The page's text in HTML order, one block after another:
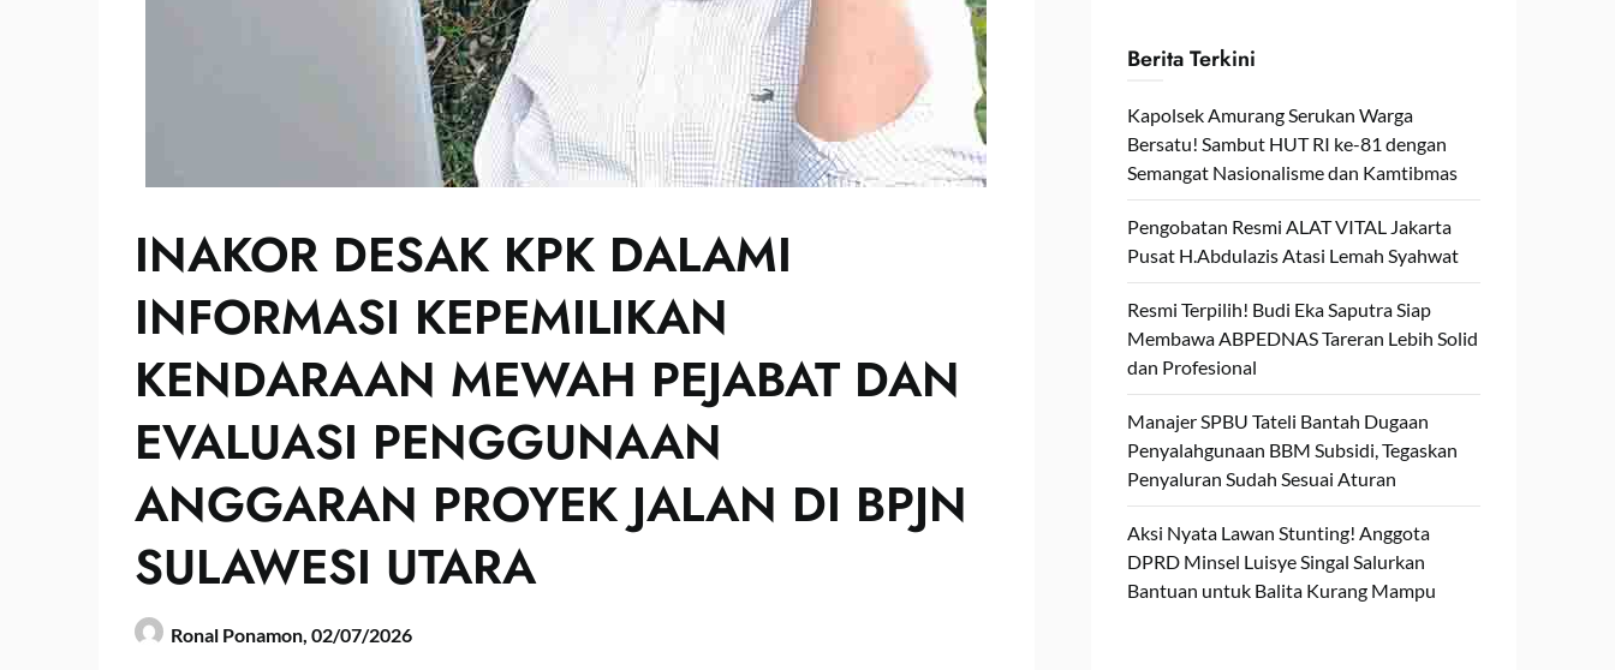
INAKOR DESAK KPK DALAMI
INFORMASI KEPEMILIKAN
KENDARAAN MEWAH PEJABAT DAN
EVALUASI PENGGUNAAN
ANGGARAN PROYEK JALAN DI BPJN
SULAWESI UTARA
Ronal Ponamon, 02/07/2026
Berita Terkini
Kapolsek Amurang Serukan Warga
Bersatu! Sambut HUT RI ke-81 dengan
Semangat Nasionalisme dan Kamtibmas
Pengobatan Resmi ALAT VITAL Jakarta
Pusat H.Abdulazis Atasi Lemah Syahwat
Resmi Terpilih! Budi Eka Saputra Siap
Membawa ABPEDNAS Tareran Lebih Solid
dan Profesional
Manajer SPBU Tateli Bantah Dugaan
Penyalahgunaan BBM Subsidi, Tegaskan
Penyaluran Sudah Sesuai Aturan
Aksi Nyata Lawan Stunting! Anggota
DPRD Minsel Luisye Singal Salurkan
Bantuan untuk Balita Kurang Mampu